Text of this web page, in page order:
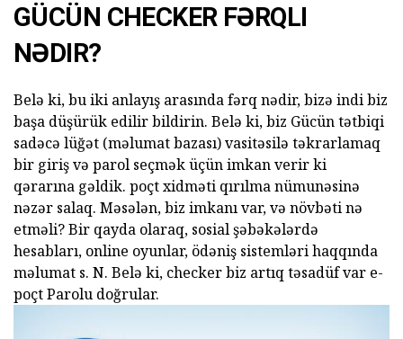
GÜCÜN CHECKER FƏRQLI
NƏDIR?
Belə ki, bu iki anlayış arasında fərq nədir, bizə indi biz
başa düşürük edilir bildirin. Belə ki, biz Gücün tətbiqi
sadəcə lüğət (məlumat bazası) vasitəsilə təkrarlamaq
bir giriş və parol seçmək üçün imkan verir ki
qərarına gəldik. poçt xidməti qırılma nümunəsinə
nəzər salaq. Məsələn, biz imkanı var, və növbəti nə
etməli? Bir qayda olaraq, sosial şəbəkələrdə
hesabları, online oyunlar, ödəniş sistemləri haqqında
məlumat s. N. Belə ki, checker biz artıq təsadüf var e-
poçt Parolu doğrular.